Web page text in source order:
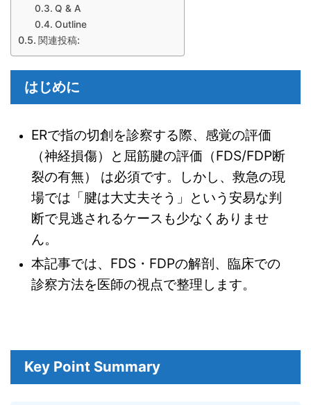
Q & A
Outline
関連投稿:
はじめに
ERで指の切創を診察する際、感覚の評価
（神経損傷）と屈筋腱の評価（FDS/FDP断
裂の有無） は必須です。しかし、救急の現
場では「腱は大丈夫そう」という安易な判
断で見逃されるケースも少なくありませ
ん。
本記事では、FDS・FDPの解剖、臨床での
診察方法を医師の視点で整理します。
Key Point Summary